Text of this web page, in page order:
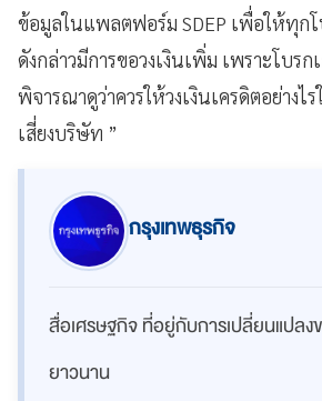
ข้อมูลในแพลตฟอร์ม SDEP เพื่อให้ทุก
ดังกล่าวมีการขอวงเงินเพิ่ม เพราะโบรก
พิจารณาดูว่าควรให้วงเงินเครดิตอย่างไ
เสี่ยงบริษัท ”
กรุงเทพธุรกิจ
สื่อเศรษฐกิจ ที่อยู่กับการเปลี่ยนแปลง
ยาวนาน